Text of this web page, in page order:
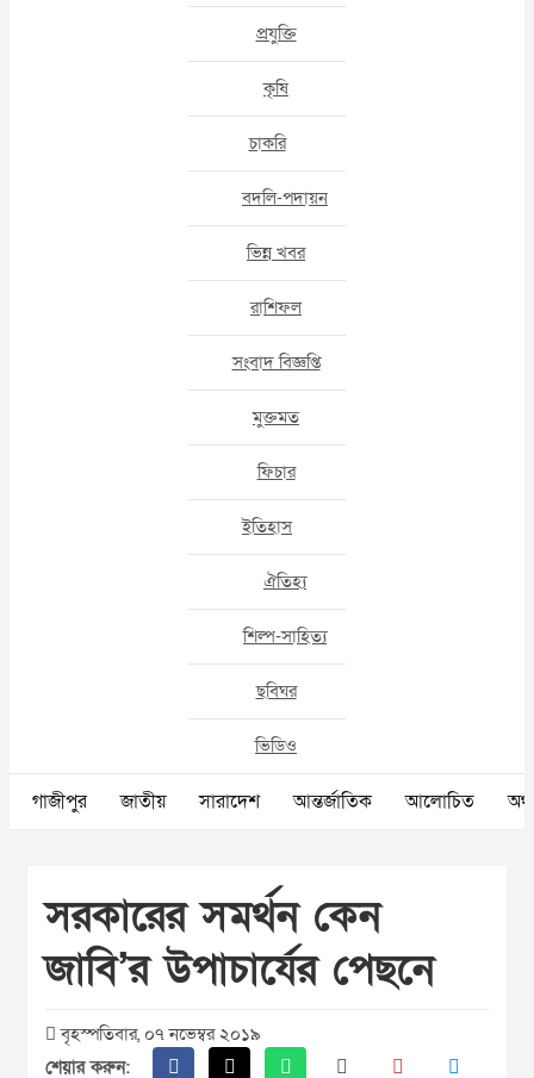
প্রযুক্তি
কৃষি
চাকরি
বদলি-পদায়ন
ভিন্ন খবর
রাশিফল
সংবাদ বিজ্ঞপ্তি
মুক্তমত
ফিচার
ইতিহাস
ঐতিহ্য
শিল্প-সাহিত্য
ছবিঘর
ভিডিও
গাজীপুর জাতীয় সারাদেশ আন্তর্জাতিক আলোচিত
সরকারের সমর্থন কেন
জাবি’র উপাচার্যের পেছনে
বৃহস্পতিবার, ০৭ নভেম্বর ২০১৯
শেয়ার করুন: